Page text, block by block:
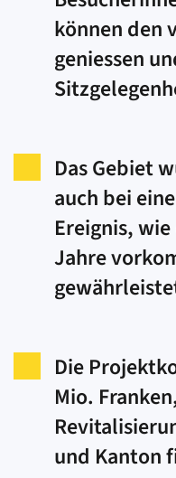
können den
geniessen
Das Gebiet
auch bei
Ereignis,
Jahre
Die
Mio.
und Kanton